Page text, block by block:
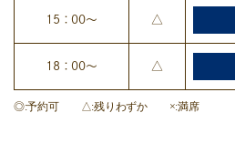
15：00～ △
18：00～ △
◎予約可 △ 残りわずか × 満席